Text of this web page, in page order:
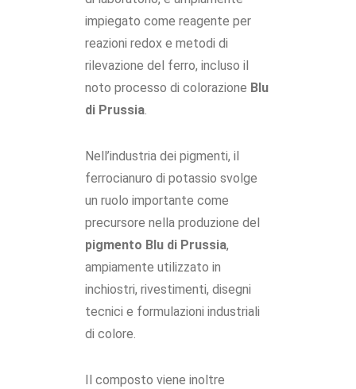
impiegato come reagente per
reazioni redox e metodi di
rilevazione del ferro, incluso il
noto processo di colorazione Blu
di Prussia.
Nell’industria dei pigmenti, il
ferrocianuro di potassio svolge
un ruolo importante come
precursore nella produzione del
pigmento Blu di Prussia,
ampiamente utilizzato in
inchiostri, rivestimenti, disegni
tecnici e formulazioni industriali
di colore.
Il composto viene inoltre